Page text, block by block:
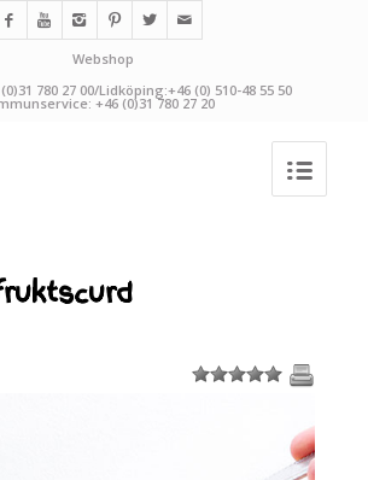
Webshop
780 27 00/Lidköping:+46 (0) 510-48 55 50
+46 (0)31 780 27 20
1 2 3 4 5